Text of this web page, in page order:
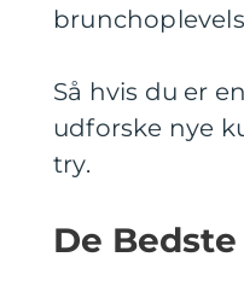
Så hvis du er
udforske nye
try.
De